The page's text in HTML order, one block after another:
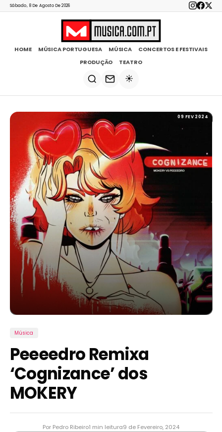
Sábado, 8 De Agosto De 2026
HOME MÚSICA PORTUGUESA MÚSICA
CONCERTOS E FESTIVAIS
PRODUÇÃO
TEATRO
☀️
09 FEV 2024
Música
Peeeedro Remixa
‘Cognizance’ dos
MOKERY
Por Pedro Ribeiro1 min leitura9 de Fevereiro, 2024